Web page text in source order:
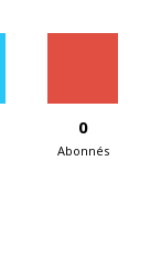
0
Abonnés